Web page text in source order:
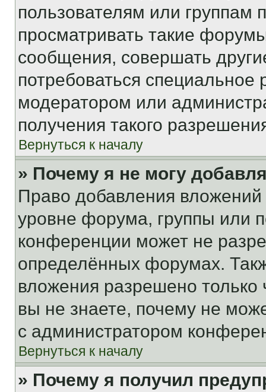
пользователям или группам
просматривать такие
сообщения, совершать
потребоваться
модератором или
получения такого
Вернуться к началу
» Почему я не могу
Право добавления
уровне форума, группы или
конференции может не
определённых форумах.
вложения разрешено
вы не знаете, почему не
с администратором
Вернуться к началу
» Почему я получил